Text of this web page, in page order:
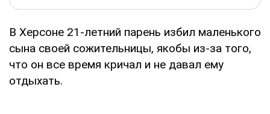
В Херсоне 21-летний парень избил маленького
сына своей сожительницы, якобы из-за того,
что он все время кричал и не давал ему
отдыхать.